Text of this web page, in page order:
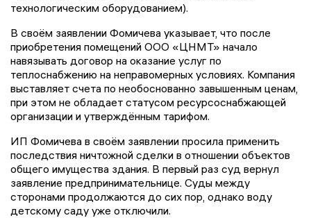
технологическим оборудованием).
В своём заявлении Фомичева указывает, что после
приобретения помещений ООО «ЦНМТ» начало
навязывать договор на оказание услуг по
теплоснабжению на неправомерных условиях. Компания
выставляет счета по необоснованно завышенным ценам,
при этом не обладает статусом ресурсоснабжающей
организации и утверждённым тарифом.
ИП Фомичева в своём заявлении просила применить
последствия ничтожной сделки в отношении объектов
общего имущества здания. В первый раз суд вернул
заявление предпринимательнице. Суды между
сторонами продолжаются до сих пор, однако воду
детскому саду уже отключили.